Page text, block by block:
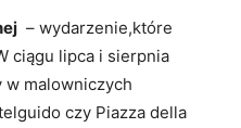
⁣ –⁤ wydarzenie,które
ciągu lipca⁤ i ⁢sierpnia
malowniczych
czy Piazza della⁣